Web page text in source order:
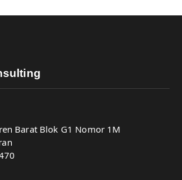
Barat Blok G1 Nomor 1M